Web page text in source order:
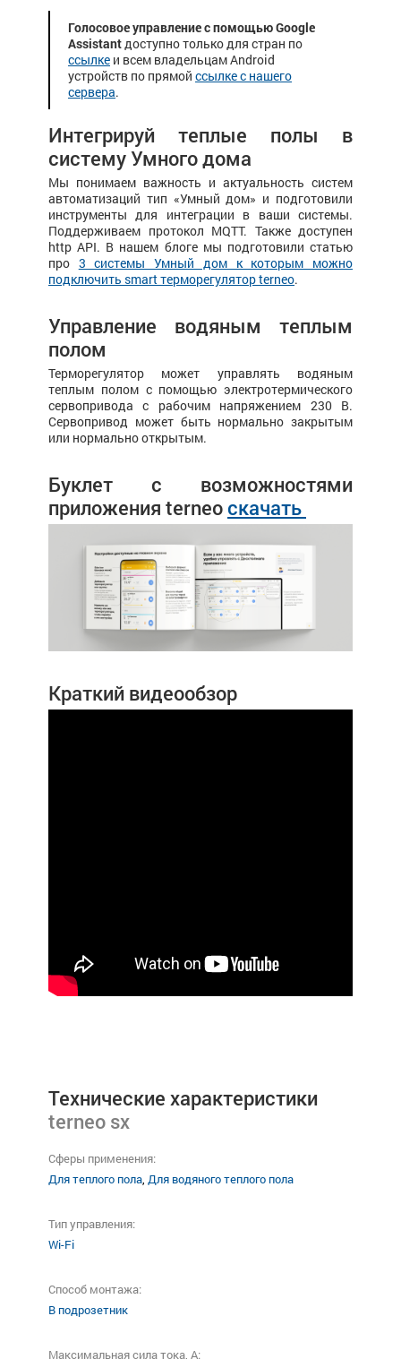
Голосовое управление с помощью Google
Assistantдоступно только для стран по
ссылке и всем владельцам Android
устройств по прямой ссылке с нашего
сервера.
Интегрируй теплые полы в
систему Умного дома
Мы понимаем важность и актуальность систем
автоматизаций тип «Умный дом» и подготовили
инструменты для интеграции в ваши системы.
Поддерживаем протокол MQTT. Также доступен
http API. В нашем блоге мы подготовили статью
про 3 системы Умный дом к которым можно
подключить smart терморегулятор terneo.
Управление водяным теплым
полом
Терморегулятор может управлять водяным
теплым полом с помощью электротермического
сервопривода с рабочим напряжением 230 В.
Сервопривод может быть нормально закрытым
или нормально открытым.
Буклет с возможностями
приложения terneoскачать
Краткий видеообзор
Технические характеристики
terneo sx
Сферы применения:
Для теплого пола, Для водяного теплого пола
Тип управления:
Wi-Fi
Способ монтажа:
В подрозетник
Максимальная сила тока, A: